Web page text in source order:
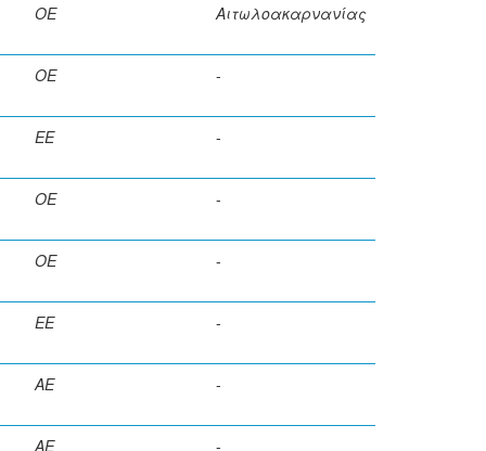
ΟΕ Αιτωλοακαρνανίας
ΟΕ -
ΕΕ -
ΟΕ -
ΟΕ -
ΕΕ -
ΑΕ -
ΑΕ -